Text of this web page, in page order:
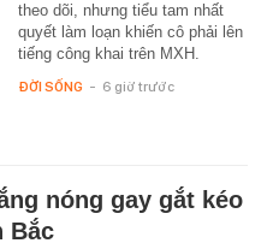
theo dõi, nhưng tiểu tam nhất
quyết làm loạn khiến cô phải lên
tiếng công khai trên MXH.
ĐỜI SỐNG - 6 giờ trước
nóng gay gắt kéo
Bắc